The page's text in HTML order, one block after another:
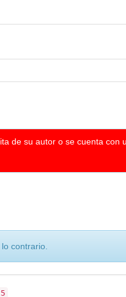
de su autor o se cuenta con
contrario.